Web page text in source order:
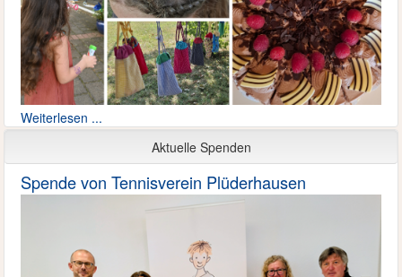
Weiterlesen ...
Aktuelle Spenden
Spende von Tennisverein Plüderhausen